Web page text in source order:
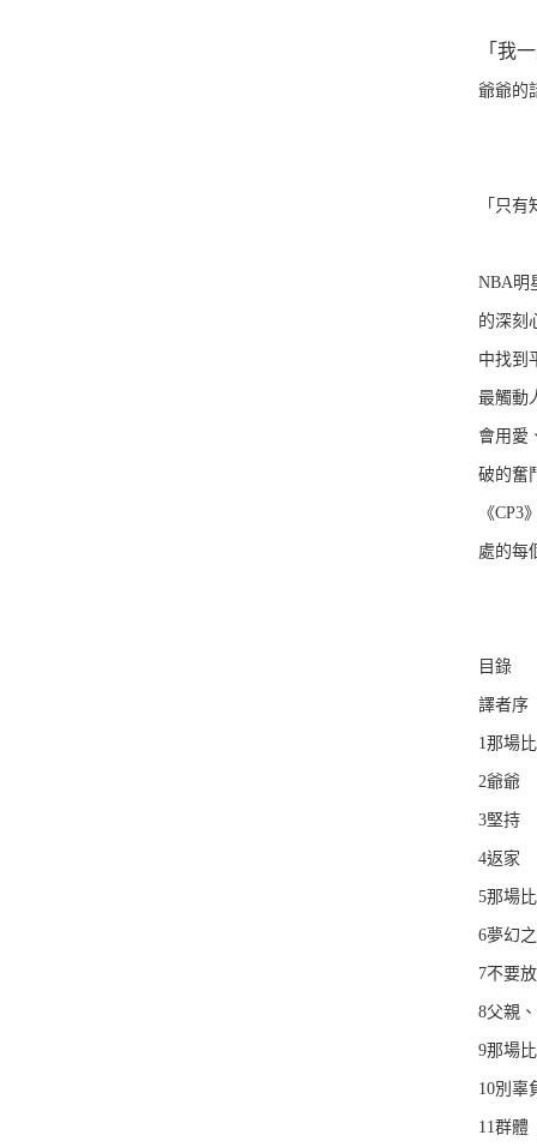
「我
爺爺的
「只
NBA明
的深刻
中找到
最觸動
會用愛
破的奮
《
處的每
目錄
譯者序
1那場
2爺爺
3堅持
4返家
5那場
6夢幻
7不要
8父親
9那場
10別辜
11群體